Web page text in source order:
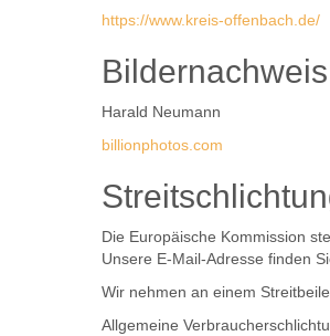
https://www.kreis-offenbach.de/
Harald Neumann
billionphotos.com
Die Europäische Kommission
Unsere E-Mail-Adresse finden
Wir nehmen an einem
Allgemeine